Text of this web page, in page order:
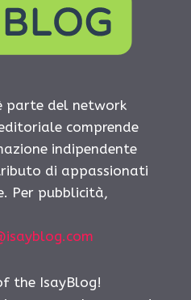
parte del network
comprende
indipendente
di appassionati
Per pubblicità,
the IsayBlog!